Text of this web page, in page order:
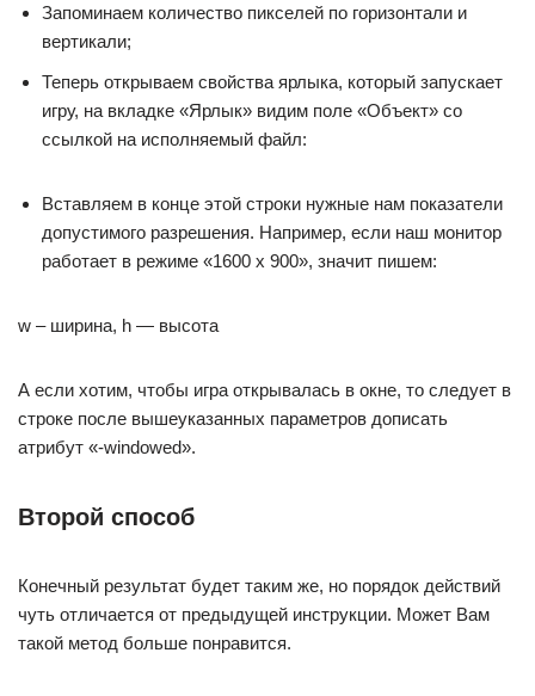
Запоминаем количество пикселей по горизонтали и
вертикали;
Теперь открываем свойства ярлыка, который запускает
игру, на вкладке «Ярлык» видим поле «Объект» со
ссылкой на исполняемый файл:
Вставляем в конце этой строки нужные нам показатели
допустимого разрешения. Например, если наш монитор
работает в режиме «1600 х 900», значит пишем:
w – ширина, h — высота
А если хотим, чтобы игра открывалась в окне, то следует в
строке после вышеуказанных параметров дописать
атрибут «-windowed».
Второй способ
Конечный результат будет таким же, но порядок действий
чуть отличается от предыдущей инструкции. Может Вам
такой метод больше понравится.